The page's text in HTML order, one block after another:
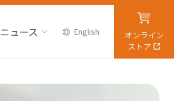
ニュース English
オンライン
ストア